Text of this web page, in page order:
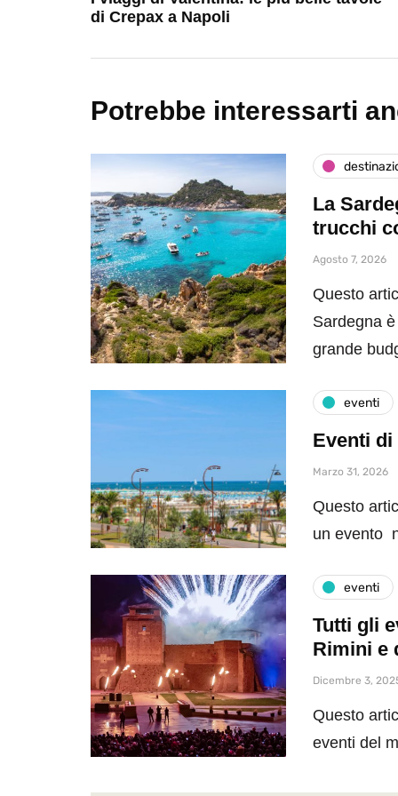
di Crepax a Napoli
Potrebbe interessarti
La
trucchi
Agosto 7, 2026
Questo
Sardegna
grande
eventi
Eventi di
Marzo 31, 2026
Questo
un evento
eventi
Tutti gli
Rimini e
Dicembre 3,
Questo
eventi del